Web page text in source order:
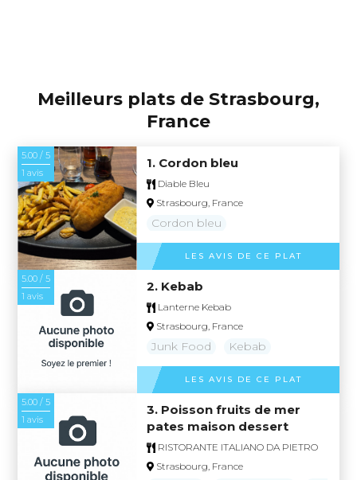
Meilleurs plats de Strasbourg,
France
5.00 / 5
1 avis
1. Cordon bleu
Diable Bleu
Strasbourg, France
Cordon bleu
LES AVIS DE CE PLAT
5.00 / 5
1 avis
2. Kebab
Lanterne Kebab
Strasbourg, France
Junk Food Kebab
LES AVIS DE CE PLAT
5.00 / 5
1 avis
3. Poisson fruits de mer
pates maison dessert
RISTORANTE ITALIANO DA PIETRO
Strasbourg, France